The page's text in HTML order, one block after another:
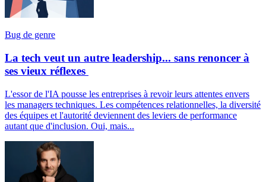
Bug de genre
La tech veut un autre leadership... sans renoncer à
ses vieux réflexes
L'essor de l'IA pousse les entreprises à revoir leurs attentes envers
les managers techniques. Les compétences relationnelles, la diversité
des équipes et l'autorité deviennent des leviers de performance
autant que d'inclusion. Oui, mais...